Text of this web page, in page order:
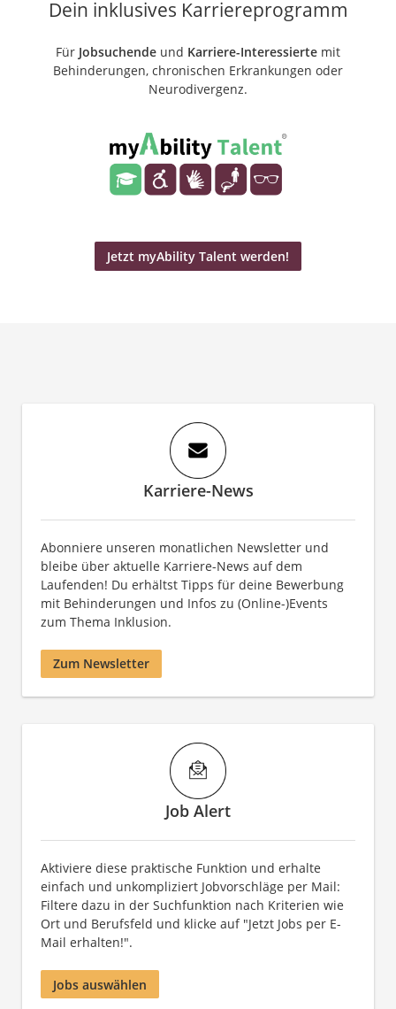
Dein inklusives Karriereprogramm
Für Jobsuchende und Karriere-Interessierte mit
Behinderungen, chronischen Erkrankungen oder
Neurodivergenz.
Jetzt myAbility Talent werden!
Karriere-News
Abonniere unseren monatlichen Newsletter und
bleibe über aktuelle Karriere-News auf dem
Laufenden! Du erhältst Tipps für deine Bewerbung
mit Behinderungen und Infos zu (Online-)Events
zum Thema Inklusion.
Zum Newsletter
Job Alert
Aktiviere diese praktische Funktion und erhalte
einfach und unkompliziert Jobvorschläge per Mail:
Filtere dazu in der Suchfunktion nach Kriterien wie
Ort und Berufsfeld und klicke auf "Jetzt Jobs per E-
Mail erhalten!".
Jobs auswählen